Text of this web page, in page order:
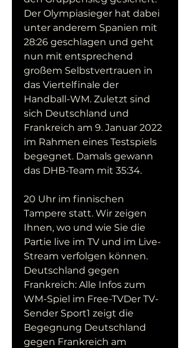
Der Olympiasieger hat dabei
unter anderem Spanien mit
28:26 geschlagen und geht
nun mit entsprechend
großem Selbstvertrauen in
das Viertelfinale der
Handball-WM. Zuletzt sind
sich Deutschland und
Frankreich am 9. Januar 2022
im Rahmen eines Testspiels
begegnet. Damals gewann
das DHB-Team mit 35:34.
20 Uhr im finnischen
Tampere statt. Wir zeigen
Ihnen, wo und wie Sie die
Partie live im TV und im Live-
Stream verfolgen können.
Deutschland gegen
Frankreich: Alle Infos zum
WM-Spiel im Free-TVDer TV-
Sender Sport1 zeigt die
Begegnung Deutschland
gegen Frankreich am